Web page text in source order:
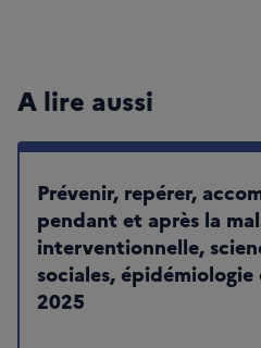
A lire aussi
Prévenir, repérer,
pendant et après la
interventionnelle,
sociales,
2025